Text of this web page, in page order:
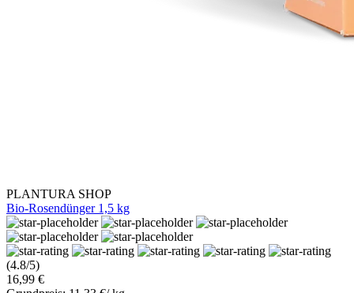
PLANTURA SHOP
Bio-Rosendünger 1,5 kg
(4.8/5)
16,99 €